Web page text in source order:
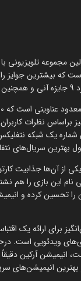
مجموعه تلویزیونی
که بیشترین جوایز
دارد. این سریال در نوامبر 2021
از آن‌ها جذابیت
این بازی را هم
برای ارائه یک
ویدئویی است.
انیمیشن آرکین
انیمیشن‌های